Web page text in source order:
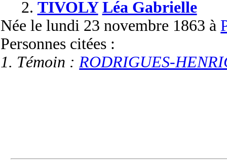
2. TIVOLY Léa Gabrielle
Née le lundi 23 novembre 1863 à
Personnes citées :
1. Témoin : RODRIGUES-